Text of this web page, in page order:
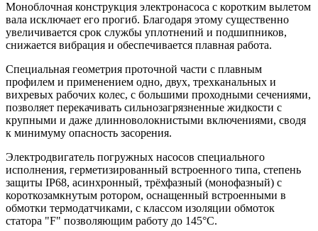
Моноблочная конструкция электронасоса с коротким вылетом
вала исключает его прогиб. Благодаря этому существенно
увеличивается срок службы уплотнений и подшипников,
снижается вибрация и обеспечивается плавная работа.
Специальная геометрия проточной части с плавным
профилем и применением одно, двух, трехканальных и
вихревых рабочих колес, с большими проходными сечениями,
позволяет перекачивать сильнозагрязненные жидкости с
крупными и даже длинноволокнистыми включениями, сводя
к минимуму опасность засорения.
Электродвигатель погружных насосов специального
исполнения, герметизированный встроенного типа, степень
защиты IP68, асинхронный, трёхфазный (монофазный) с
короткозамкнутым ротором, оснащенный встроенными в
обмотки термодатчиками, с классом изоляции обмоток
статора "F" позволяющим работу до 145°С.